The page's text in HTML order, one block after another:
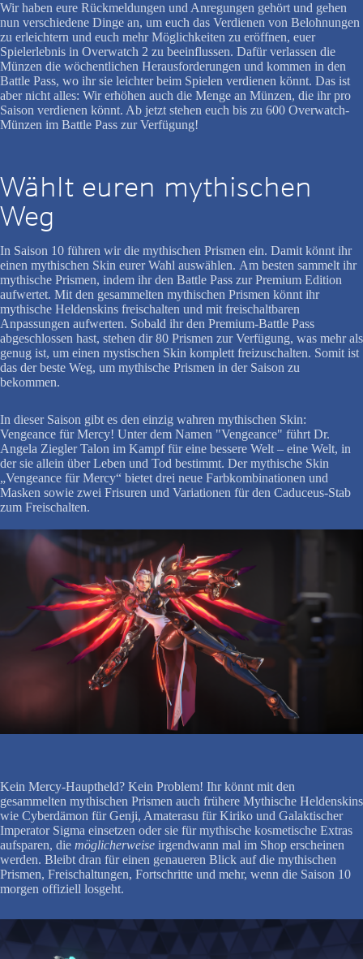
Wir haben eure Rückmeldungen und Anregungen gehört und gehen
nun verschiedene Dinge an, um euch das Verdienen von Belohnungen
zu erleichtern und euch mehr Möglichkeiten zu eröffnen, euer
Spielerlebnis in Overwatch 2 zu beeinflussen. Dafür verlassen die
Münzen die wöchentlichen Herausforderungen und kommen in den
Battle Pass, wo ihr sie leichter beim Spielen verdienen könnt. Das ist
aber nicht alles: Wir erhöhen auch die Menge an Münzen, die ihr pro
Saison verdienen könnt. Ab jetzt stehen euch bis zu 600 Overwatch-
Münzen im Battle Pass zur Verfügung!
Wählt euren mythischen
Weg
In Saison 10 führen wir die mythischen Prismen ein. Damit könnt ihr
einen mythischen Skin eurer Wahl auswählen. Am besten sammelt ihr
mythische Prismen, indem ihr den Battle Pass zur Premium Edition
aufwertet. Mit den gesammelten mythischen Prismen könnt ihr
mythische Heldenskins freischalten und mit freischaltbaren
Anpassungen aufwerten. Sobald ihr den Premium-Battle Pass
abgeschlossen hast, stehen dir 80 Prismen zur Verfügung, was mehr als
genug ist, um einen mystischen Skin komplett freizuschalten. Somit ist
das der beste Weg, um mythische Prismen in der Saison zu
bekommen.
In dieser Saison gibt es den einzig wahren mythischen Skin:
Vengeance für Mercy! Unter dem Namen "Vengeance" führt Dr.
Angela Ziegler Talon im Kampf für eine bessere Welt – eine Welt, in
der sie allein über Leben und Tod bestimmt. Der mythische Skin
„Vengeance für Mercy“ bietet drei neue Farbkombinationen und
Masken sowie zwei Frisuren und Variationen für den Caduceus-Stab
zum Freischalten.
Kein Mercy-Hauptheld? Kein Problem! Ihr könnt mit den
gesammelten mythischen Prismen auch frühere Mythische Heldenskins
wie Cyberdämon für Genji, Amaterasu für Kiriko und Galaktischer
Imperator Sigma einsetzen oder sie für mythische kosmetische Extras
aufsparen, die möglicherweise irgendwann mal im Shop erscheinen
werden. Bleibt dran für einen genaueren Blick auf die mythischen
Prismen, Freischaltungen, Fortschritte und mehr, wenn die Saison 10
morgen offiziell losgeht.